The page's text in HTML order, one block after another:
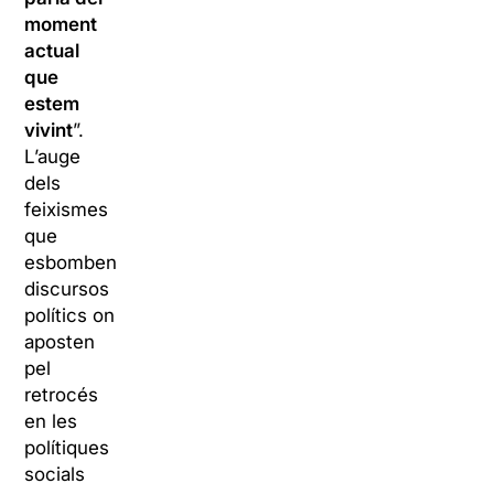
moment
actual
que
estem
vivint”.
L’auge
dels
feixismes
que
esbomben
discursos
polítics on
aposten
pel
retrocés
en les
polítiques
socials